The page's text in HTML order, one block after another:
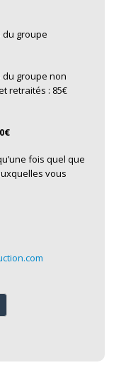
groupe
groupe non
retraités : 85€
fois quel que
vous